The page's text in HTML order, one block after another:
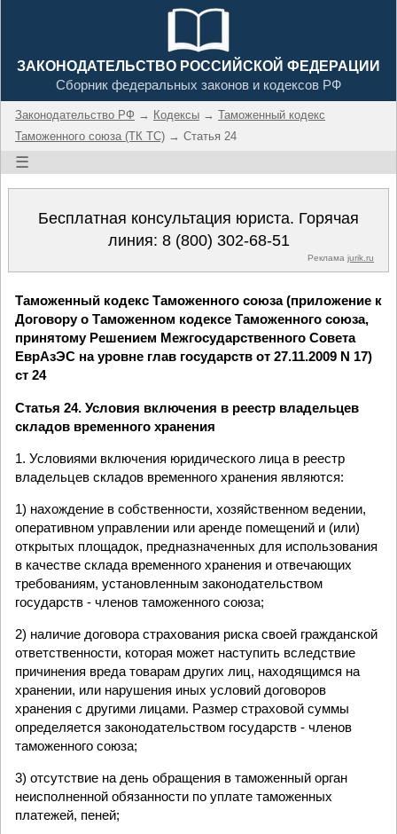
ЗАКОНОДАТЕЛЬСТВО РОССИЙСКОЙ ФЕДЕРАЦИИ
Сборник федеральных законов и кодексов РФ
Законодательство РФ → Кодексы → Таможенный кодекс
Таможенного союза (ТК ТС) → Статья 24
☰
Бесплатная консультация юриста. Горячая
линия: 8 (800) 302-68-51
Реклама jurik.ru
Таможенный кодекс Таможенного союза (приложение к
Договору о Таможенном кодексе Таможенного союза,
принятому Решением Межгосударственного Совета
ЕврАзЭС на уровне глав государств от 27.11.2009 N 17)
ст 24
Статья 24. Условия включения в реестр владельцев
складов временного хранения
1. Условиями включения юридического лица в реестр
владельцев складов временного хранения являются:
1) нахождение в собственности, хозяйственном ведении,
оперативном управлении или аренде помещений и (или)
открытых площадок, предназначенных для использования
в качестве склада временного хранения и отвечающих
требованиям, установленным законодательством
государств - членов таможенного союза;
2) наличие договора страхования риска своей гражданской
ответственности, которая может наступить вследствие
причинения вреда товарам других лиц, находящимся на
хранении, или нарушения иных условий договоров
хранения с другими лицами. Размер страховой суммы
определяется законодательством государств - членов
таможенного союза;
3) отсутствие на день обращения в таможенный орган
неисполненной обязанности по уплате таможенных
платежей, пеней;